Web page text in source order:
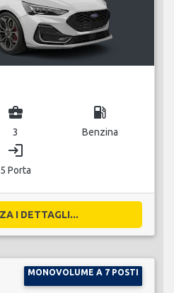
business_center
3
local_gas_station
Benzina
login
5 Porta
I DETTAGLI...
MONOVOLUME A 7 POSTI